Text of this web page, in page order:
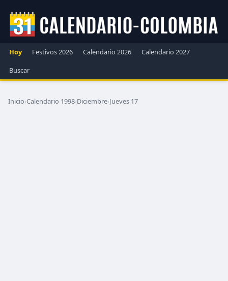
Hoy Festivos 2026 Calendario 2026
Calendario 2027
Buscar
Inicio›Calendario 1998›Diciembre›Jueves 17